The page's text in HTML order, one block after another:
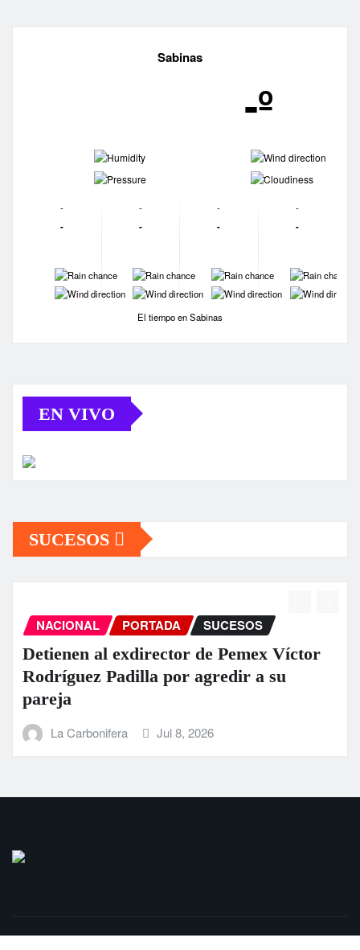
Sabinas
-º
-
-
-
-
-
-
-
-
-
-
-
-
-
-
-
-
-
-
-
-
El tiempo en Sabinas
EN VIVO
SUCESOS
NACIONAL PORTADA SUCESOS
Detienen al exdirector de Pemex Víctor
Rodríguez Padilla por agredir a su
pareja
La Carbonifera Jul 8, 2026